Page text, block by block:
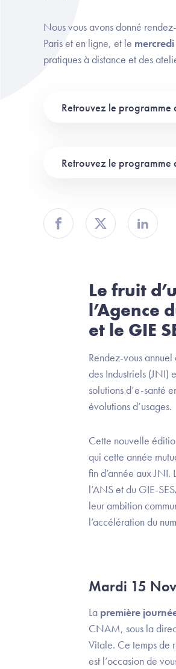
Nous vous avons donné
Paris et en ligne, et le
pratiques à distance et des
Retrouvez le
Retrouvez le programme
Partager sur Facebook
Partager sur
Le fruit
l’Agence
et le GIE
Rendez-vous
des Industriels (JNI)
solutions d’e-santé
évolutions d’usages.
Cette nouvelle
qui cette année
fin d’année aux JNI.
l’ANS et du GIE-
leur ambition
l’accélération du
Mardi 15
La première
CNAM, sous la
Vitale. Ce temps de
est l’occasion de